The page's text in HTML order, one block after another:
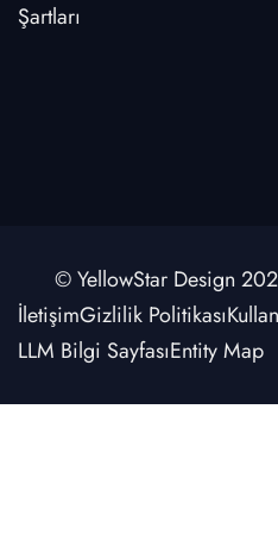
Şartları
© YellowStar Design
İletişimGizlilik Politikası
LLM Bilgi SayfasıEntity Map